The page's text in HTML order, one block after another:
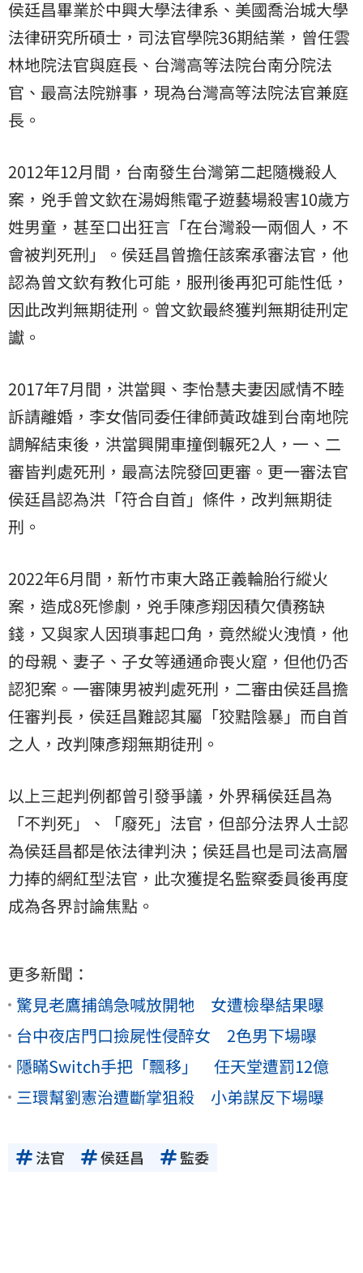
侯廷昌畢業於中興大學法律系、美國喬治城大學
法律研究所碩士，司法官學院36期結業，曾任雲
林地院法官與庭長、台灣高等法院台南分院法
官、最高法院辦事，現為台灣高等法院法官兼庭
長。
2012年12月間，台南發生台灣第二起隨機殺人
案，兇手曾文欽在湯姆熊電子遊藝場殺害10歲方
姓男童，甚至口出狂言「在台灣殺一兩個人，不
會被判死刑」。侯廷昌曾擔任該案承審法官，他
認為曾文欽有教化可能，服刑後再犯可能性低，
因此改判無期徒刑。曾文欽最終獲判無期徒刑定
讞。
2017年7月間，洪當興、李怡慧夫妻因感情不睦
訴請離婚，李女偕同委任律師黃政雄到台南地院
調解結束後，洪當興開車撞倒輾死2人，一、二
審皆判處死刑，最高法院發回更審。更一審法官
侯廷昌認為洪「符合自首」條件，改判無期徒
刑。
2022年6月間，新竹市東大路正義輪胎行縱火
案，造成8死慘劇，兇手陳彥翔因積欠債務缺
錢，又與家人因瑣事起口角，竟然縱火洩憤，他
的母親、妻子、子女等通通命喪火窟，但他仍否
認犯案。一審陳男被判處死刑，二審由侯廷昌擔
任審判長，侯廷昌難認其屬「狡黠陰暴」而自首
之人，改判陳彥翔無期徒刑。
以上三起判例都曾引發爭議，外界稱侯廷昌為
「不判死」、「廢死」法官，但部分法界人士認
為侯廷昌都是依法律判決；侯廷昌也是司法高層
力捧的網紅型法官，此次獲提名監察委員後再度
成為各界討論焦點。
更多新聞：
驚見老鷹捕鴿急喊放開牠 女遭檢舉結果曝
台中夜店門口撿屍性侵醉女 2色男下場曝
隱瞞Switch手把「飄移」 任天堂遭罰12億
三環幫劉憲治遭斷掌狙殺 小弟謀反下場曝
法官 侯廷昌 監委